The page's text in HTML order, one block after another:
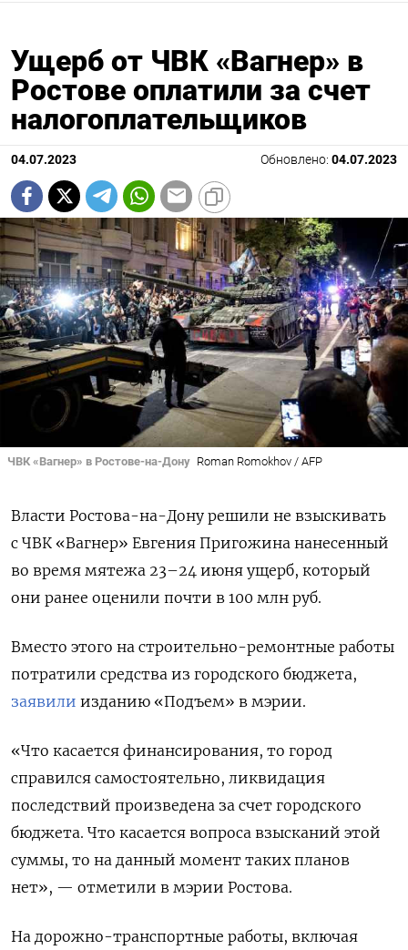
Ущерб от ЧВК «Вагнер» в
Ростове оплатили за счет
налогоплательщиков
04.07.2023 Обновлено: 04.07.2023
ЧВК «Вагнер» в Ростове-на-Дону Roman Romokhov / AFP
Власти Ростова-на-Дону решили не взыскивать
с ЧВК «Вагнер» Евгения Пригожина нанесенный
во время мятежа 23–24 июня ущерб, который
они ранее оценили почти в 100 млн руб.
Вместо этого на строительно-ремонтные работы
потратили средства из городского бюджета,
заявили изданию «Подъем» в мэрии.
«Что касается финансирования, то город
справился самостоятельно, ликвидация
последствий произведена за счет городского
бюджета. Что касается вопроса взысканий этой
суммы, то на данный момент таких планов
нет», — отметили в мэрии Ростова.
На дорожно-транспортные работы, включая